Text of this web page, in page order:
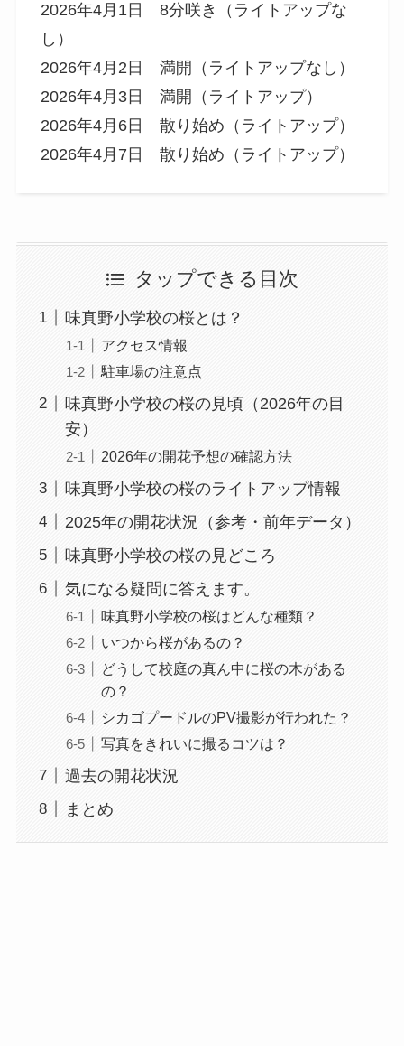
2026年4月1日 8分咲き（ライトアップな
し）
2026年4月2日 満開（ライトアップなし）
2026年4月3日 満開（ライトアップ）
2026年4月6日 散り始め（ライトアップ）
2026年4月7日 散り始め（ライトアップ）
タップできる目次
味真野小学校の桜とは？
アクセス情報
駐車場の注意点
味真野小学校の桜の見頃（2026年の目
安）
2026年の開花予想の確認方法
味真野小学校の桜のライトアップ情報
2025年の開花状況（参考・前年データ）
味真野小学校の桜の見どころ
気になる疑問に答えます。
味真野小学校の桜はどんな種類？
いつから桜があるの？
どうして校庭の真ん中に桜の木がある
の？
シカゴプードルのPV撮影が行われた？
写真をきれいに撮るコツは？
過去の開花状況
まとめ